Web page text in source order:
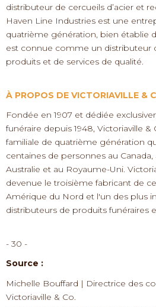
distributeur de cercueils d’acier et
Haven Line Industries est une
quatrième génération, bien établie
est connue comme un distributeur
produits et de services de qualité.
À PROPOS DE VICTORIAVILLE &
Fondée en 1907 et dédiée
funéraire depuis 1948, Victoriaville
familiale de quatrième génération
centaines de personnes au Canada,
Australie et au Royaume-Uni.
devenue le troisième fabricant de
Amérique du Nord et l'un des plus
distributeurs de produits funéraires
- 30 -
Source :
Michelle Bouffard | Directrice des
Victoriaville & Co.